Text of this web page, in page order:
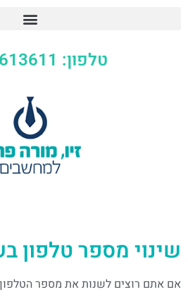
טלפון: 073-7613611
שינוי מספר טלפון
אם אתם רוצים לשנות את מספר